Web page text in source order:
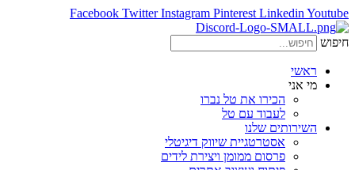
Facebook Twitter Instagram Pinterest Linkedin Youtube
חיפוש
ראשי
מי אני
הכירו את טל נברו
לעבוד עם טל
השירותים שלנו
אסטרטגיית שיווק דיגיטלי
פרסום ממומן ויצירת לידים